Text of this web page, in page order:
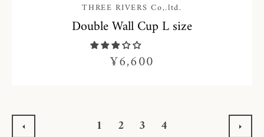
THREE RIVERS Co,.ltd.
Double Wall Cup L size
¥6,600
1 2 3 4